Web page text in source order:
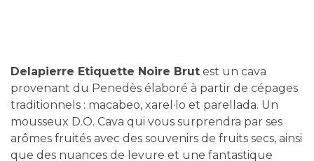
Delapierre Etiquette Noire Brut est un cava
provenant du Penedès élaboré à partir de cépages
traditionnels : macabeo, xarel·lo et parellada. Un
mousseux D.O. Cava qui vous surprendra par ses
arômes fruités avec des souvenirs de fruits secs, ainsi
que des nuances de levure et une fantastique